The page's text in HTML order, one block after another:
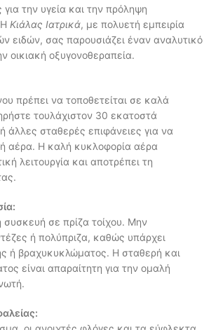
την υγεία και την πρόληψη
Κιάλας Ιατρικά, με πολυετή εμπειρία
ειδών, σας παρουσιάζει έναν αναλυτικό
οικιακή οξυγονοθεραπεία.
πρέπει να τοποθετείται σε καλά
τουλάχιστον 30 εκατοστά
άλλες σταθερές επιφάνειες για να
αέρα. Η καλή κυκλοφορία αέρα
λειτουργία και αποτρέπει τη
συσκευή σε πρίζα τοίχου. Μην
ή πολύπριζα, καθώς υπάρχει
ή βραχυκυκλώματος. Η σταθερή και
είναι απαραίτητη για την ομαλή